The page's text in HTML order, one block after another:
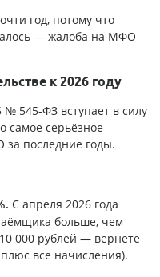
год, потому что
— жалоба на МФО
к 2026 году
545-ФЗ вступает в силу
самое серьёзное
последние годы.
С апреля 2026 года
больше, чем
000 рублей — вернёте
все начисления).